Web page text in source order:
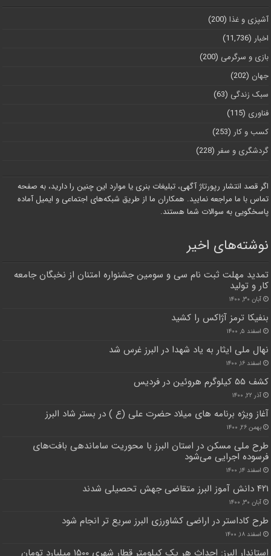
آشپزی و غذا (200)
اخبار (11,736)
بازی و سرگرمی (200)
جهان (202)
سبک زندگی (63)
فناوری (115)
کسب و کار (253)
گردشگری و سفر (228)
اگر قصد انتشار رپورتاژ آگهی، تبلیغات بنری یا موارد این چنین را دارید، به صفحه
تماس با ما مراجعه نمایید. همکاران ما از طریق شبکه‌های اجتماعی و ایمیل آماده
پاسخگویی به سوالات شما هستند.
نوشته‌های اخیر
تمدید مهلت ثبت نام سی و سومین جشنواره امتنان از نخبگان جامعه
کار و تولید
آبان ۳۰, ۱۴۰۰
بنفیکا ترمز آژاکس را کشید
اسفند ۵, ۱۴۰۰
نهال ملی ایثار به یاد شهدا در البرز غرس شد
اسفند ۱۶, ۱۴۰۰
کشف ۵۵ کیلوگرم هروئین در فردیس
آذر ۲۲, ۱۴۰۰
آغاز ویژه برنامه های میلاد حضرت علی (ع ) در بستر شاد البرز
بهمن ۲۶, ۱۴۰۰
طرح ملی مسکن در استان البرز با محوریت ساماندهی بافت‌های
فرسوده اجرایی می‌شود
اسفند ۱۴, ۱۴۰۰
۴۲۱ دانش آموز البرز متقاضی جهش تحصیلی شدند
آبان ۳۰, ۱۴۰۰
طرح کاداستر در اراضی کشاورزی البرز سریع تر انجام شود
اسفند ۱۸, ۱۴۰۰